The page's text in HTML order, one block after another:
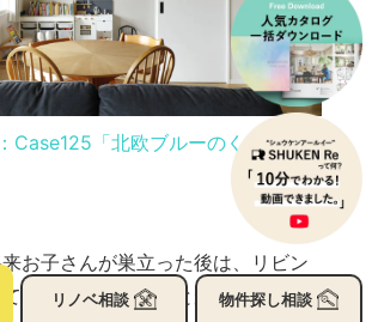
Case125「北欧ブルーのくつろぎ空
間」
お子さんが巣立った後は、リビン
さらに広々使うことができます。
リノベ相談 物件探し相談